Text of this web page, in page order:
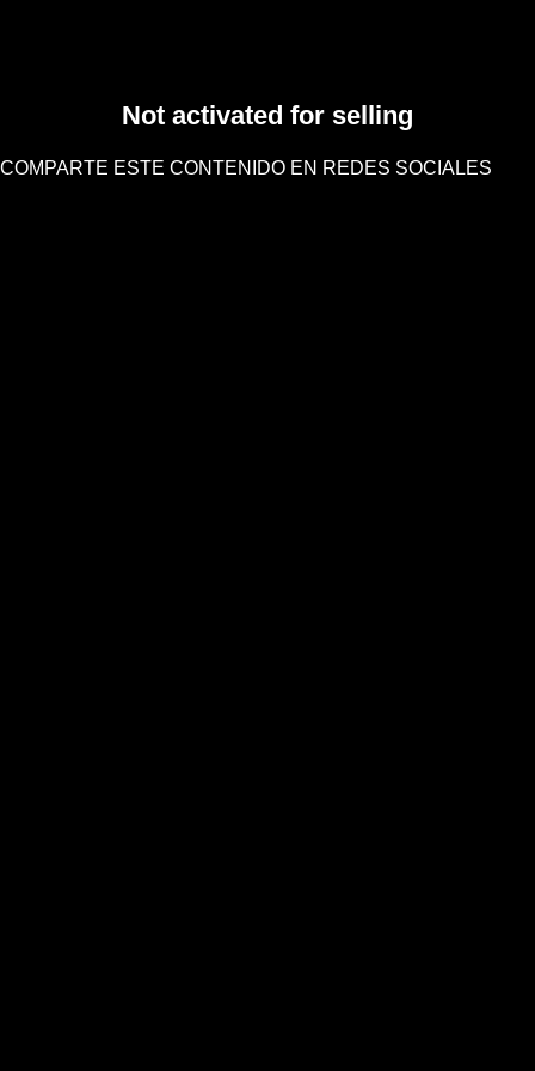
Not activated for selling
COMPARTE ESTE CONTENIDO EN REDES SOCIALES